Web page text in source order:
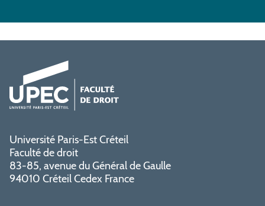
Université Paris-Est Créteil
Faculté de droit
83-85, avenue du Général de Gaulle
94010 Créteil Cedex France